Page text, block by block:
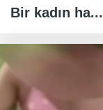
Bir kadın ha...